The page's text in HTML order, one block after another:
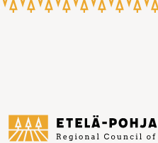
Etelä-